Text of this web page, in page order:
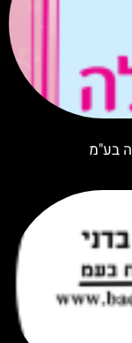
בע"מ